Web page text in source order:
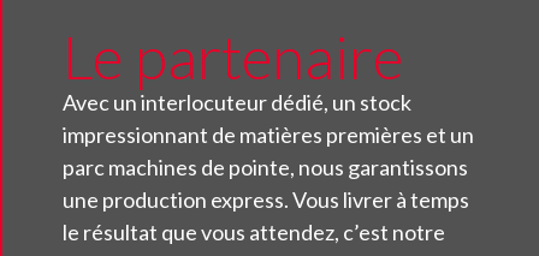
Le partenaire
Avec un interlocuteur dédié, un stock
impressionnant de matières premières et un
parc machines de pointe, nous garantissons
une production express. Vous livrer à temps
le résultat que vous attendez, c’est notre